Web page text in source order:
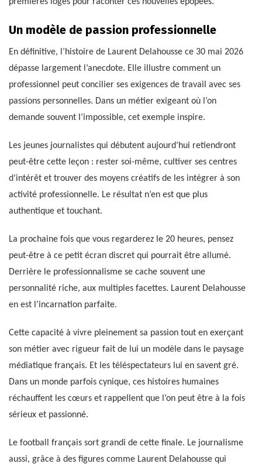
Un modèle de passion professionnelle
En définitive, l’histoire de Laurent Delahousse ce 30 mai 2026
dépasse largement l’anecdote. Elle illustre comment un
professionnel peut concilier ses exigences de travail avec ses
passions personnelles. Dans un métier exigeant où l’on
demande souvent l’impossible, cet exemple inspire.
Les jeunes journalistes qui débutent aujourd’hui retiendront
peut-être cette leçon : rester soi-même, cultiver ses centres
d’intérêt et trouver des moyens créatifs de les intégrer à son
activité professionnelle. Le résultat n’en est que plus
authentique et touchant.
La prochaine fois que vous regarderez le 20 heures, pensez
peut-être à ce petit écran discret qui pourrait être allumé.
Derrière le professionnalisme se cache souvent une
personnalité riche, aux multiples facettes. Laurent Delahousse
en est l’incarnation parfaite.
Cette capacité à vivre pleinement sa passion tout en exerçant
son métier avec rigueur fait de lui un modèle dans le paysage
médiatique français. Et les téléspectateurs lui en savent gré.
Dans un monde parfois cynique, ces histoires humaines
réchauffent les cœurs et rappellent que l’on peut être à la fois
sérieux et passionné.
Le football français sort grandi de cette finale. Le journalisme
aussi, grâce à des figures comme Laurent Delahousse qui